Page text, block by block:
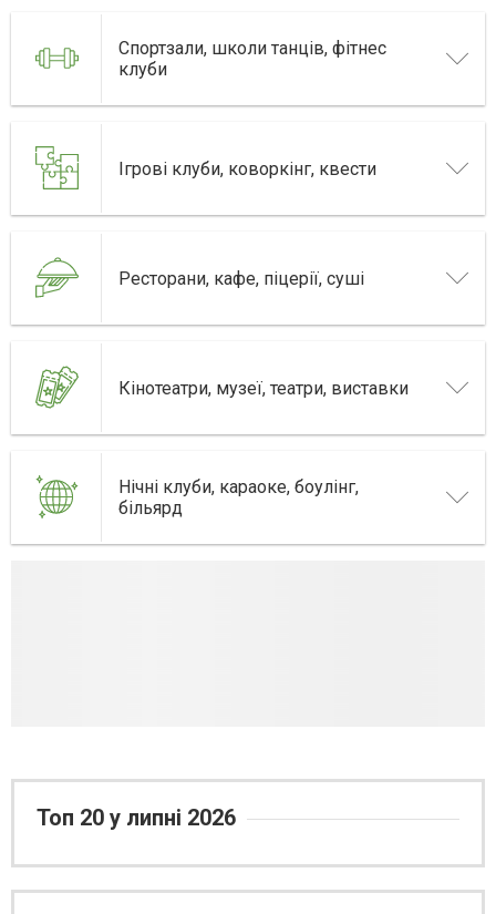
Спортзали, школи танців, фітнес
клуби
Ігрові клуби, коворкінг, квести
Ресторани, кафе, піцерії, суші
Кінотеатри, музеї, театри, виставки
Нічні клуби, караоке, боулінг,
більярд
Топ 20 у липні 2026